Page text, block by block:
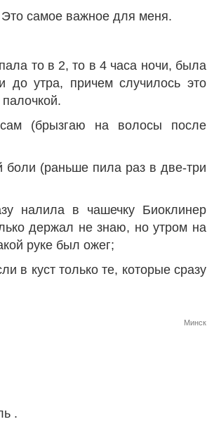
самое важное для меня.
то в 2, то в 4 часа ночи, была
до утра, причем случилось это
(брызгаю на волосы после
боли (раньше пила раз в две-три
налила в чашечку Биоклинер
держал не знаю, но утром на
руке был ожег;
в куст только те, которые сразу
Минск
.